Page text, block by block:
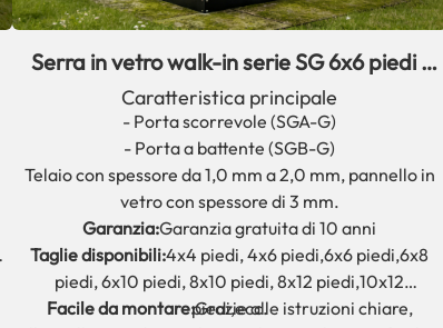
Serra in vetro walk-in serie SG 6x6 piedi |
6x8 piedi per giardino
Caratteristica principale
- Porta scorrevole (SGA-G)
- Porta a battente (SGB-G)
Telaio con spessore da 1,0 mm a 2,0 mm, pannello in
vetro con spessore di 3 mm.
Garanzia:Garanzia gratuita di 10 anni
Taglie disponibili:4x4 piedi, 4x6 piedi,6x6 piedi,6x8
piedi, 6x10 piedi, 8x10 piedi, 8x12 piedi,10x12
piedi,ecc.
Facile da montare:Grazie alle istruzioni chiare,